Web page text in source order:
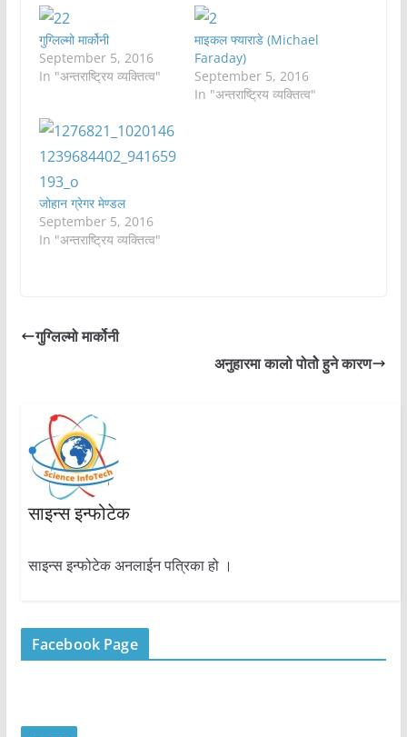
गुग्लिल्मो मार्कोनी
September 5, 2016
In "अन्तराष्ट्रिय व्यक्तित्व"
माइकल फ्याराडे (Michael
Faraday)
September 5, 2016
In "अन्तराष्ट्रिय व्यक्तित्व"
जोहान ग्रेगर मेण्डल
September 5, 2016
In "अन्तराष्ट्रिय व्यक्तित्व"
गुग्लिल्मो मार्कोनी
अनुहारमा कालो पोतोे हुने कारण
साइन्स इन्फोटेक
साइन्स इन्फोटेक अनलाईन पत्रिका हो ।
Facebook Page